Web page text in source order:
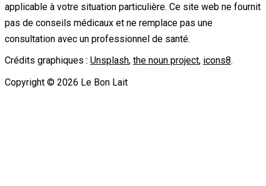
applicable à votre situation particulière. Ce site web ne fournit
pas de conseils médicaux et ne remplace pas une
consultation avec un professionnel de santé.
Crédits graphiques : Unsplash, the noun project, icons8.
Copyright © 2026 Le Bon Lait